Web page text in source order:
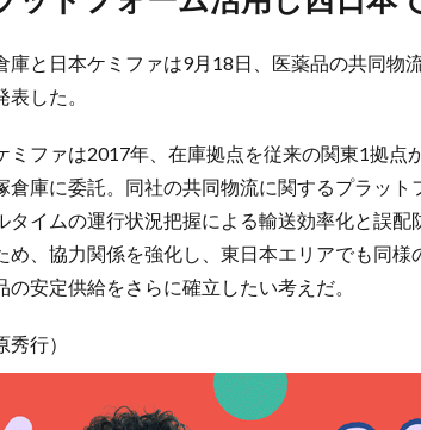
庫と日本ケミファは9月18日、医薬品の共同物
表した。
ミファは2017年、在庫拠点を従来の関東1拠
倉庫に委託。同社の共同物流に関するプラッ
タイムの運行状況把握による輸送効率化と誤
め、協力関係を強化し、東日本エリアでも同
の安定供給をさらに確立したい考えだ。
秀行）